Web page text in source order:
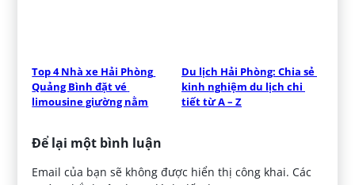
Top 4 Nhà xe Hải Phòng
Quảng Bình đặt vé
limousine giường nằm
Du lịch Hải Phòng: Chia sẻ
kinh nghiệm du lịch chi
tiết từ A – Z
Để lại một bình luận
Email của bạn sẽ không được hiển thị công khai. Các